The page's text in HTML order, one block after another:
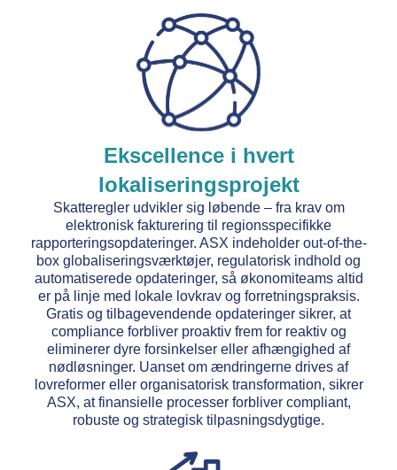
Ekscellence i hvert
lokaliseringsprojekt
Skatteregler udvikler sig løbende – fra krav om
elektronisk fakturering til regionsspecifikke
rapporteringsopdateringer. ASX indeholder out-of-the-
box globaliseringsværktøjer, regulatorisk indhold og
automatiserede opdateringer, så økonomiteams altid
er på linje med lokale lovkrav og forretningspraksis.
Gratis og tilbagevendende opdateringer sikrer, at
compliance forbliver proaktiv frem for reaktiv og
eliminerer dyre forsinkelser eller afhængighed af
nødløsninger. Uanset om ændringerne drives af
lovreformer eller organisatorisk transformation, sikrer
ASX, at finansielle processer forbliver compliant,
robuste og strategisk tilpasningsdygtige.